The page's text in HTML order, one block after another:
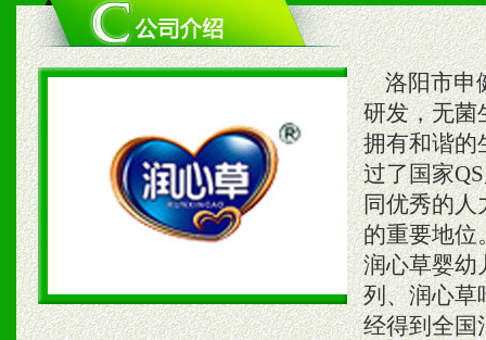
洛阳市申
研发，无菌
拥有和谐的
过了国家
同优秀的人
的重要地位
润心草婴幼
列、润心草
经得到全国